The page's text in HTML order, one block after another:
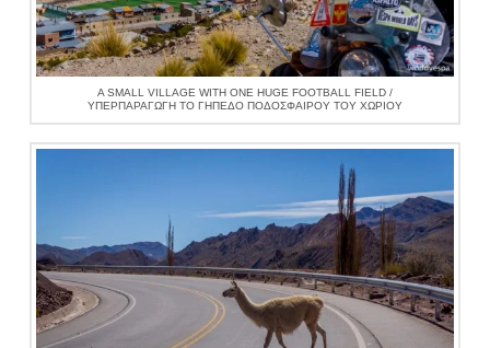
A SMALL VILLAGE WITH ONE HUGE FOOTBALL FIELD /
ΥΠΕΡΠΑΡΑΓΩΓΉ ΤΟ ΓΉΠΕΔΟ ΠΟΔΟΣΦΑΊΡΟΥ ΤΟΥ ΧΩΡΙΟΎ